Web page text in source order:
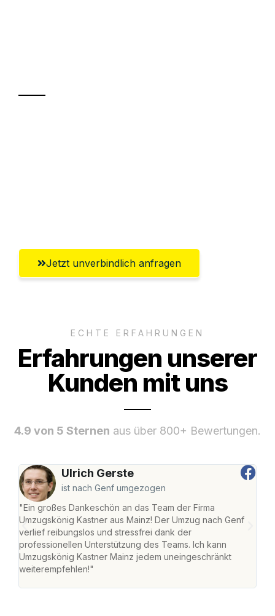
Jetzt unverbindlich anfragen
ECHTE ERFAHRUNGEN
Erfahrungen unserer
Kunden mit uns
4.9 von 5 Sternen aus über 800+ Bewertungen.
Ulrich Gerste
ist nach Genf umgezogen
"Ein großes Dankeschön an das Team der Firma
Umzugskönig Kastner aus Mainz! Der Umzug nach Genf
verlief reibungslos und stressfrei dank der
professionellen Unterstützung des Teams. Ich kann
Umzugskönig Kastner Mainz jedem uneingeschränkt
weiterempfehlen!"